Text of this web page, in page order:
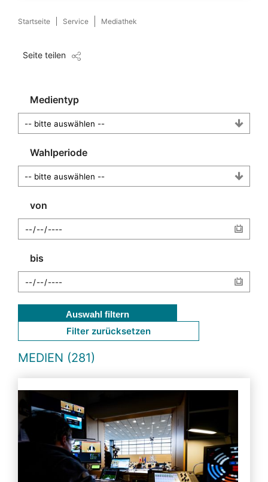
Startseite Service Mediathek
Seite teilen
Medientyp
Wahlperiode
von
bis
Auswahl filtern
Filter zurücksetzen
MEDIEN (281)